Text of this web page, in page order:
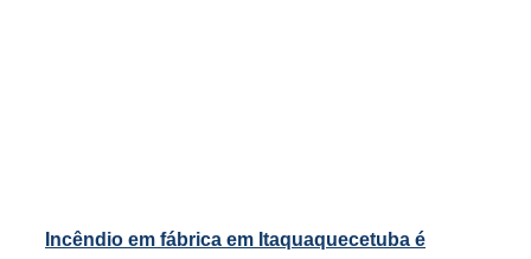
Incêndio em fábrica em Itaquaquecetuba é